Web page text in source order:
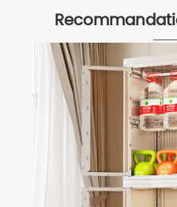
Comment un
améliorer le
Voir plus >>